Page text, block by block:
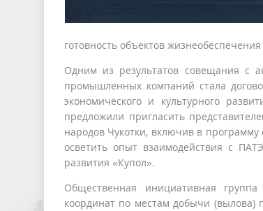
готовность объектов
Одним из результатов совещания с
промышленных компаний стала
экономического и культурного
предложили пригласить
народов Чукотки, включив в
осветить опыт взаимодействия с
развития «Купол».
Общественная инициативная
координат по местам добычи (вылова)